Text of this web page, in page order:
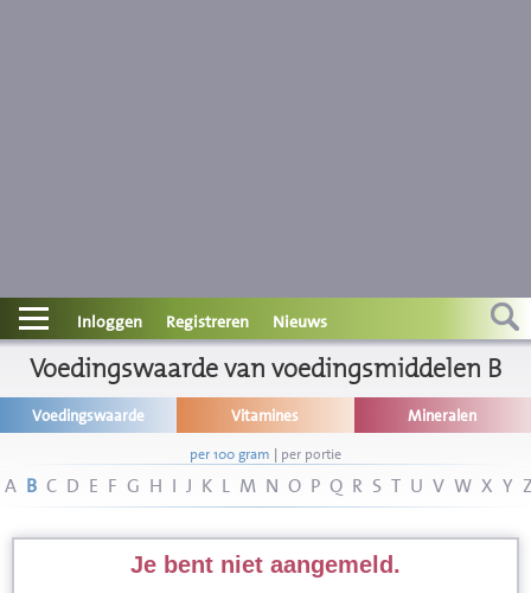
Contact
Informatie
Disclaimer
Inloggen Registreren Nieuws
Voedingswaarde van voedingsmiddelen B
Voedingswaarde Vitamines Mineralen
per 100 gram | per portie
A B C D E F G H I J K L M N O P Q R S T U V W X Y
Je bent niet aangemeld.